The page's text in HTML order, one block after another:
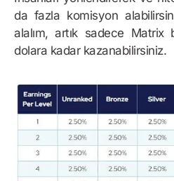
da fazla komisyon
alalım, artık sadece
dolara kadar kazanabilirsiniz.